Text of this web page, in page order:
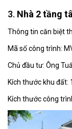
3. Nhà 2 tầng
Thông tin căn biệt
Mã số công
Chủ đầu tư:
Kích thước khu
Kích thước công